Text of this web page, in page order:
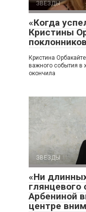
ЗВЕЗДЫ
«Когда
Кристины
Кристина
важного события в
окончила
ЗВЕЗДЫ
«Ни
глянцевого
Арбениной
центре